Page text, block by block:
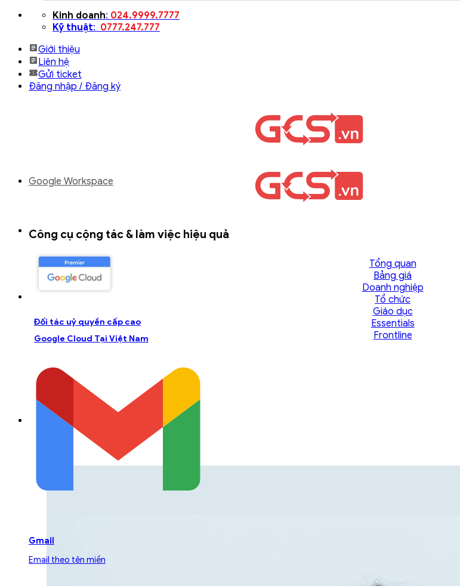
dung
Kinh doanh: 024.9999.7777
Kỹ thuật: 0777.247.777
Giới thiệu
Liên hệ
Gửi ticket
Đăng nhập / Đăng ký
Đối tác uỷ quyền cấp cao
Google Cloud Tại Việt Nam
LIÊN HỆ ĐỘI NGŨ TƯ VẤN
Liên hệ với đội ngũ chuyên gia GCS để được hỗ trợ một cách tốt nhất
Google Workspace
Công cụ cộng tác & làm việc hiệu quả
Tổng quan
Bảng giá
Doanh nghiệp
Tổ chức
Giáo dục
Essentials
Frontline
Gmail
Email theo tên miền